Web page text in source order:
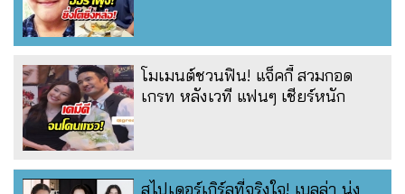
โมเมนต์ชวนฟิน! แจ็คกี้ สวมกอด
เกรท หลังเวที แฟนๆ เชียร์หนัก
สไปเดอร์เกิร์ลที่จริงใจ! เบลล่า นุ่ง